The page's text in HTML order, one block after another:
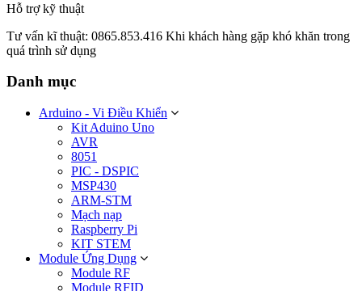
Hỗ trợ kỹ thuật
Tư vấn kĩ thuật: 0865.853.416 Khi khách hàng gặp khó khăn trong
quá trình sử dụng
Danh mục
Arduino - Vi Điều Khiển
Kit Aduino Uno
AVR
8051
PIC - DSPIC
MSP430
ARM-STM
Mạch nạp
Raspberry Pi
KIT STEM
Module Ứng Dụng
Module RF
Module RFID